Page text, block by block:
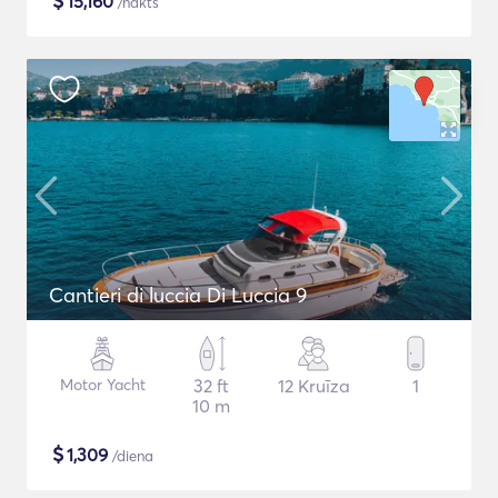
Cantieri di luccia Di Luccia 9
Motor Yacht
32 ft
10 m
12 Kruīza 1
$1,309 /diena